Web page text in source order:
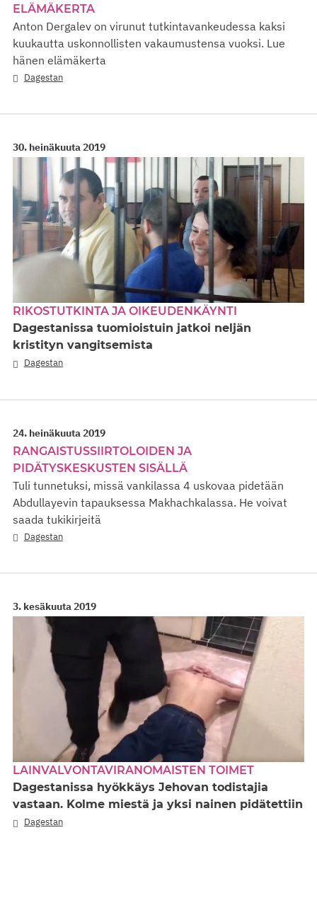
ELÄMÄKERTA
Anton Dergalev on virunut tutkintavankeudessa kaksi
kuukautta uskonnollisten vakaumustensa vuoksi. Lue
hänen elämäkerta
Dagestan
30. heinäkuuta 2019
RIKOSTUTKINTA JA OIKEUDENKÄYNTI
Dagestanissa tuomioistuin jatkoi neljän
kristityn vangitsemista
Dagestan
24. heinäkuuta 2019
RANGAISTUSSIIRTOLOIDEN JA
PIDÄTYSKESKUSTEN SISÄLLÄ
Tuli tunnetuksi, missä vankilassa 4 uskovaa pidetään
Abdullayevin tapauksessa Makhachkalassa. He voivat
saada tukikirjeitä
Dagestan
3. kesäkuuta 2019
LAINVALVONTAVIRANOMAISTEN TOIMET
Dagestanissa hyökkäys Jehovan todistajia
vastaan. Kolme miestä ja yksi nainen pidätettiin
Dagestan